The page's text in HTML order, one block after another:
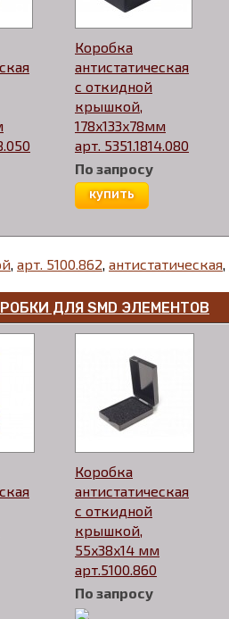
Коробка
антистатическая
с откидной
крышкой,
178x133x78мм
арт. 5351.1814.080
По запросу
купить
, арт. 5100.862, антистатическая,
ДЛЯ SMD ЭЛЕМЕНТОВ
Коробка
антистатическая
с откидной
крышкой,
55x38x14 мм
арт.5100.860
По запросу